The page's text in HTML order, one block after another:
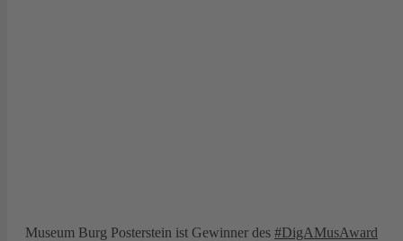
Museum Burg Posterstein ist Gewinner des #DigAMusAward